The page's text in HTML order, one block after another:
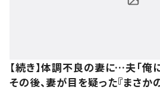
【続き】体調不良の妻に…夫「俺
その後、妻が目を疑った『まさか